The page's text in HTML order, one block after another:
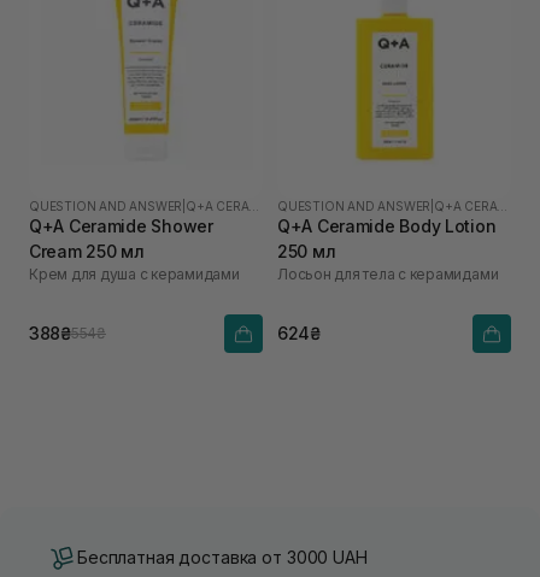
QUESTION AND ANSWER
Q+A Ceramide Shower
Cream 250 мл
Крем для душа с керамидами
388₴554₴
QUESTION AND ANSWER
Q+A Ceramide Body Lotion
250 мл
Лосьон для тела с керамидами
624₴
Бесплатная доставка от 3000 UAH